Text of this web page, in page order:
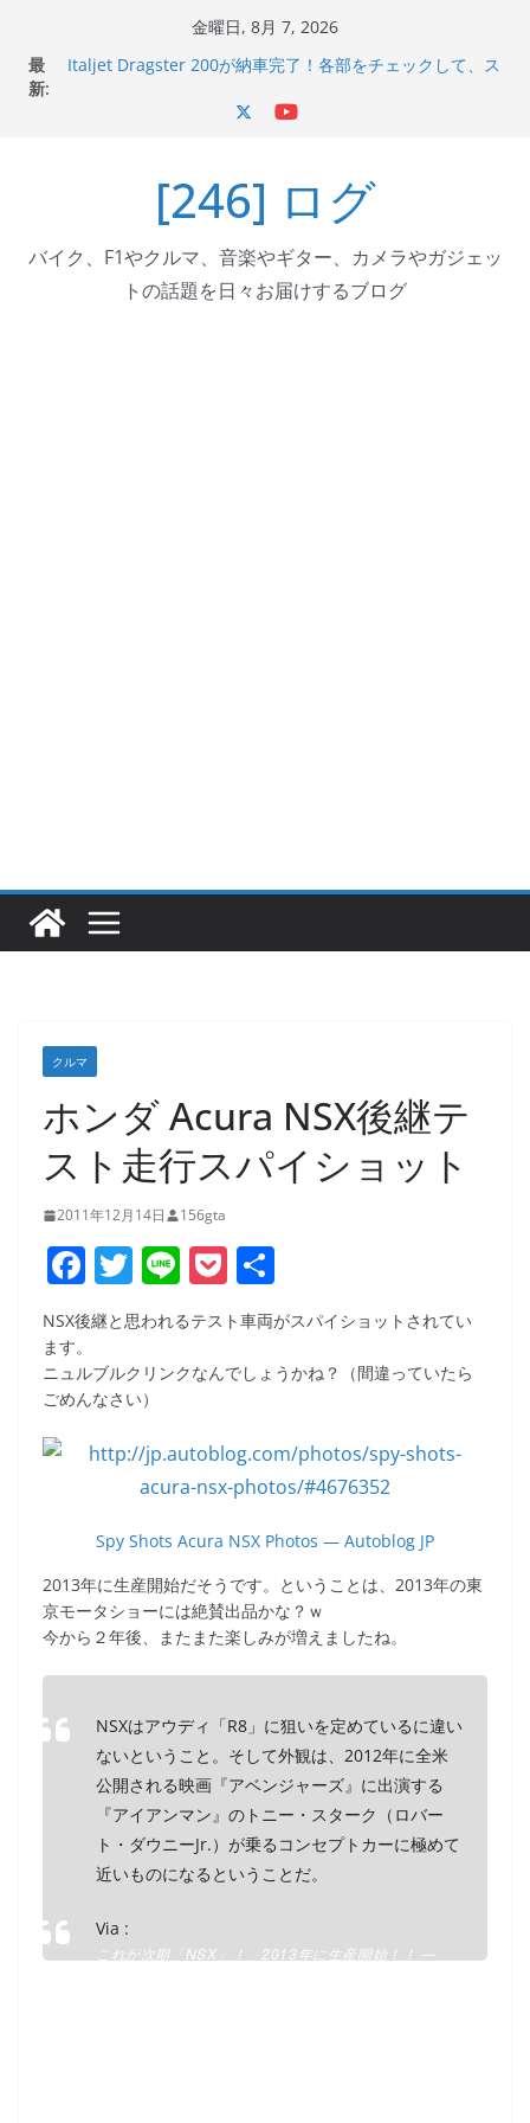
金曜日, 8月 7, 2026
最
新:
Italjet Dragster 200が納車完了！各部をチェックして、ス
器エフェクターが返礼品でもらえる！
Italjet Dragster 200のフロントISSサスの動きが判ったら
コーナリングが楽しくなった
[246] ログ
バイク、F1やクルマ、音楽やギター、カメラやガジェッ
トの話題を日々お届けするブログ
クルマ
ホンダ Acura NSX後継テ
スト走行スパイショット
2011年12月14日 156gta
F
a
c
e
b
o
k
T
w
itt
er
Li
n
e
P
o
ck
et
有
NSX後継と思われるテスト車両がスパイショットされてい
ます。
ニュルブルクリンクなんでしょうかね？（間違っていたら
ごめんなさい）
Spy Shots Acura NSX Photos — Autoblog JP
2013年に生産開始だそうです。ということは、2013年の東
京モータショーには絶賛出品かな？ｗ
今から２年後、またまた楽しみが増えましたね。
NSXはアウディ「R8」に狙いを定めているに違い
ないということ。そして外観は、2012年に全米
公開される映画『アベンジャーズ』に出演する
『アイアンマン』のトニー・スターク（ロバー
ト・ダウニーJr.）が乗るコンセプトカーに極めて
近いものになるということだ。
Via :
これが次期「NSX」！ 2013年に生産開始！！ —